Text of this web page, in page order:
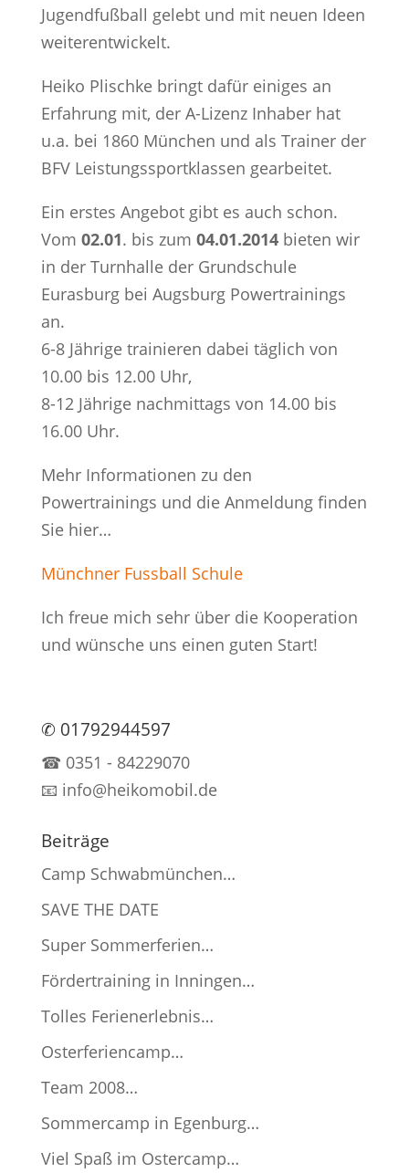
Jugendfußball gelebt und mit neuen Ideen
weiterentwickelt.
Heiko Plischke bringt dafür einiges an
Erfahrung mit, der A-Lizenz Inhaber hat
u.a. bei 1860 München und als Trainer der
BFV Leistungssportklassen gearbeitet.
Ein erstes Angebot gibt es auch schon.
Vom 02.01. bis zum 04.01.2014bieten wir
in der Turnhalle der Grundschule
Eurasburg bei Augsburg Powertrainings
an.
6-8 Jährige trainieren dabei täglich von
10.00 bis 12.00 Uhr,
8-12 Jährige nachmittags von 14.00 bis
16.00 Uhr.
Mehr Informationen zu den
Powertrainings und die Anmeldung finden
Sie hier…
Münchner Fussball Schule
Ich freue mich sehr über die Kooperation
und wünsche uns einen guten Start!
✆ 01792944597
☎ 0351 - 84229070
📧 info@heikomobil.de
Beiträge
Camp Schwabmünchen…
SAVE THE DATE
Super Sommerferien…
Fördertraining in Inningen…
Tolles Ferienerlebnis…
Osterferiencamp…
Team 2008…
Sommercamp in Egenburg…
Viel Spaß im Ostercamp…